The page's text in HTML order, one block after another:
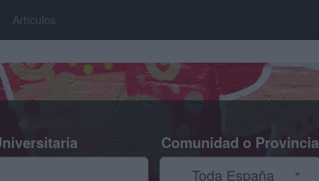
Artículos
Comunidad o Provincia
Toda España